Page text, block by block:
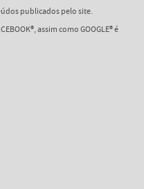
publicados pelo site.
assim como GOOGLE® é